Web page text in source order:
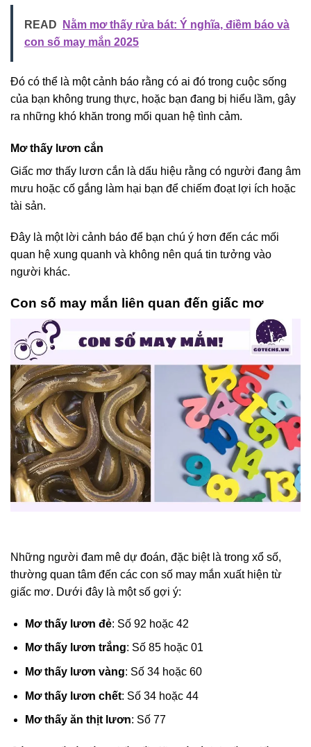
READ
Nằm mơ thấy rửa bát: Ý nghĩa, điềm báo và
con số may mắn 2025
Đó có thể là một cảnh báo rằng có ai đó trong cuộc sống
của bạn không trung thực, hoặc bạn đang bị hiểu lầm, gây
ra những khó khăn trong mối quan hệ tình cảm.
Mơ thấy lươn cắn
Giấc mơ thấy lươn cắn là dấu hiệu rằng có người đang âm
mưu hoặc cố gắng làm hại bạn để chiếm đoạt lợi ích hoặc
tài sản.
Đây là một lời cảnh báo để bạn chú ý hơn đến các mối
quan hệ xung quanh và không nên quá tin tưởng vào
người khác.
Con số may mắn liên quan đến giấc mơ
Những người đam mê dự đoán, đặc biệt là trong xổ số,
thường quan tâm đến các con số may mắn xuất hiện từ
giấc mơ. Dưới đây là một số gợi ý:
Mơ thấy lươn đẻ: Số 92 hoặc 42
Mơ thấy lươn trắng: Số 85 hoặc 01
Mơ thấy lươn vàng: Số 34 hoặc 60
Mơ thấy lươn chết: Số 34 hoặc 44
Mơ thấy ăn thịt lươn: Số 77